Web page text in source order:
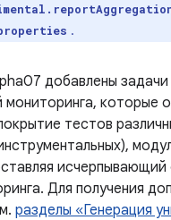
.
добавлены задачи
мониторинга, которые
тестов
Для получения
разделы «Генерация